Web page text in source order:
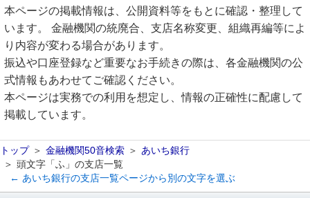
本ページの掲載情報は、公開資料等をもとに確認・整理して
います。 金融機関の統廃合、支店名称変更、組織再編等によ
り内容が変わる場合があります。
振込や口座登録など重要なお手続きの際は、各金融機関の公
式情報もあわせてご確認ください。
本ページは実務での利用を想定し、情報の正確性に配慮して
掲載しています。
トップ 金融機関50音検索
あいち銀行
頭文字「ふ」の支店一覧
← あいち銀行の支店一覧ページから別の文字を選ぶ